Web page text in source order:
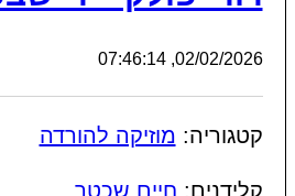
02/02/2026, 07:46:14
קטגוריה: מוזיקה להורדה
קלידנים: חיים שכטר